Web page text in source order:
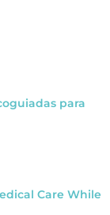
para
Care While